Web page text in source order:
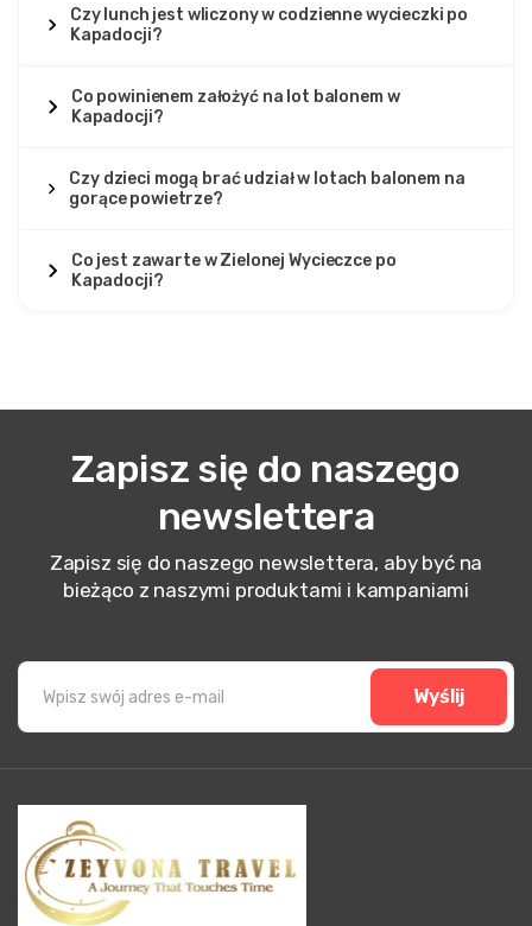
Czy lunch jest wliczony w codzienne wycieczki po
Kapadocji?
Co powinienem założyć na lot balonem w
Kapadocji?
Czy dzieci mogą brać udział w lotach balonem na
gorące powietrze?
Co jest zawarte w Zielonej Wycieczce po
Kapadocji?
Zapisz się do naszego
newslettera
Zapisz się do naszego newslettera, aby być na
bieżąco z naszymi produktami i kampaniami
Wyślij